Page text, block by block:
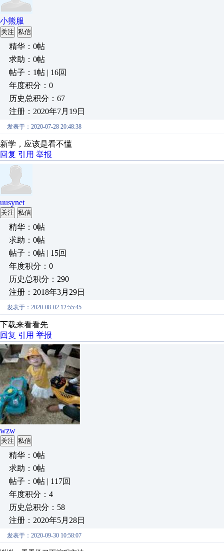
小熊服
关注 私信
精华：0帖
求助：0帖
帖子：1帖 | 16回
年度积分：0
历史总积分：67
注册：2020年7月19日
发表于：2020-07-28 20:48:38
新学，应该是看不懂
回复 引用 举报
uusynet
关注 私信
精华：0帖
求助：0帖
帖子：0帖 | 15回
年度积分：0
历史总积分：290
注册：2018年3月29日
发表于：2020-08-02 12:55:45
下载来看看先
回复 引用 举报
wzw
关注 私信
精华：0帖
求助：0帖
帖子：0帖 | 117回
年度积分：4
历史总积分：58
注册：2020年5月28日
发表于：2020-09-30 10:58:07